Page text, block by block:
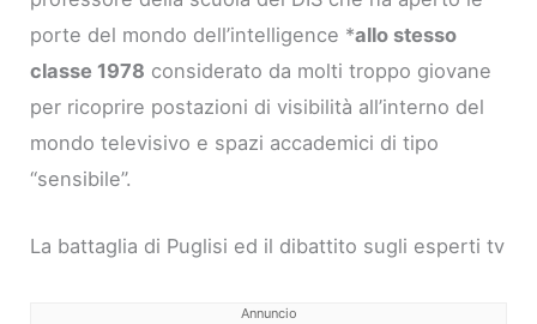
porte del mondo dell’intelligence *allo stesso
classe 1978 considerato da molti troppo giovane
per ricoprire postazioni di visibilità all’interno del
mondo televisivo e spazi accademici di tipo
“sensibile”.
La battaglia di Puglisi ed il dibattito sugli esperti tv
Annuncio